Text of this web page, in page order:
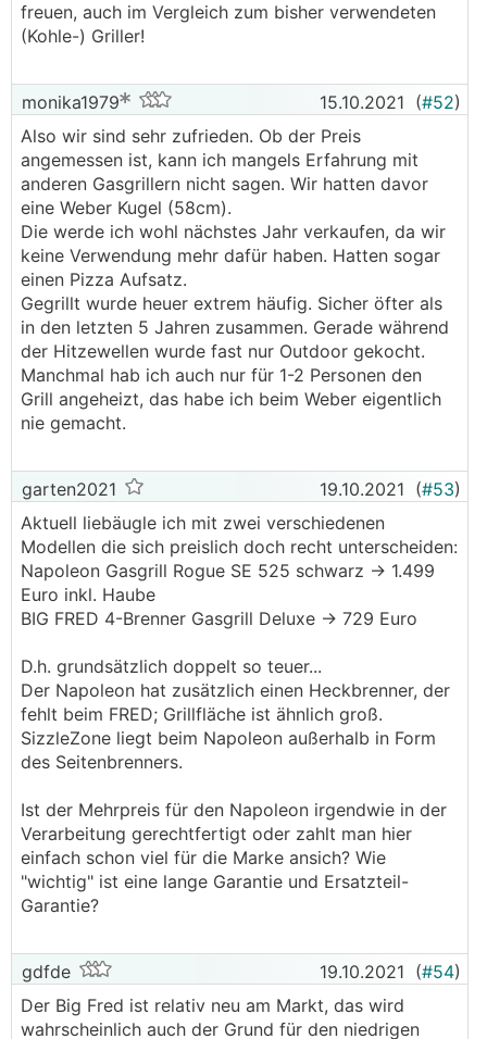
freuen, auch im Vergleich zum bisher verwendeten
(Kohle-) Griller!
monika1979 15.10.2021 (#52)
Also wir sind sehr zufrieden. Ob der Preis
angemessen ist, kann ich mangels Erfahrung mit
anderen Gasgrillern nicht sagen. Wir hatten davor
eine Weber Kugel (58cm).
Die werde ich wohl nächstes Jahr verkaufen, da wir
keine Verwendung mehr dafür haben. Hatten sogar
einen Pizza Aufsatz.
Gegrillt wurde heuer extrem häufig. Sicher öfter als
in den letzten 5 Jahren zusammen. Gerade während
der Hitzewellen wurde fast nur Outdoor gekocht.
Manchmal hab ich auch nur für 1-2 Personen den
Grill angeheizt, das habe ich beim Weber eigentlich
nie gemacht.
garten2021 19.10.2021 (#53)
Aktuell liebäugle ich mit zwei verschiedenen
Modellen die sich preislich doch recht unterscheiden:
Napoleon Gasgrill Rogue SE 525 schwarz -> 1.499
Euro inkl. Haube
BIG FRED 4-Brenner Gasgrill Deluxe -> 729 Euro
D.h. grundsätzlich doppelt so teuer...
Der Napoleon hat zusätzlich einen Heckbrenner, der
fehlt beim FRED; Grillfläche ist ähnlich groß.
SizzleZone liegt beim Napoleon außerhalb in Form
des Seitenbrenners.
Ist der Mehrpreis für den Napoleon irgendwie in der
Verarbeitung gerechtfertigt oder zahlt man hier
einfach schon viel für die Marke ansich? Wie
"wichtig" ist eine lange Garantie und Ersatzteil-
Garantie?
gdfde 19.10.2021 (#54)
Der Big Fred ist relativ neu am Markt, das wird
wahrscheinlich auch der Grund für den niedrigen